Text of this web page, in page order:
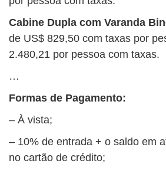
Cabine Dupla com Varanda
de US$ 829,50 com taxas por
2.480,21 por pessoa com taxas.
…
Formas de Pagamento:
– À vista;
– 10% de entrada + o saldo em
no cartão de crédito;